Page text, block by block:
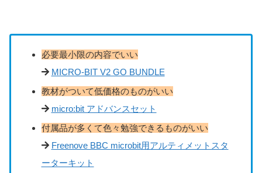
必要最小限の内容でいい
MICRO-BIT V2 GO BUNDLE
教材がついて低価格のものがいい
micro:bit アドバンスセット
付属品が多くて色々勉強できるものがいい
Freenove BBC microbit用アルティメットスタ
ーターキット